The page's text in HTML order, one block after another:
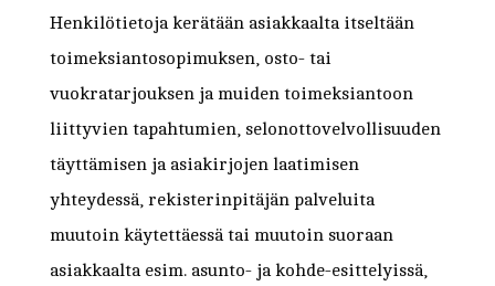
Henkilötietoja kerätään asiakkaalta itseltään
toimeksiantosopimuksen, osto- tai
vuokratarjouksen ja muiden toimeksiantoon
liittyvien tapahtumien, selonottovelvollisuuden
täyttämisen ja asiakirjojen laatimisen
yhteydessä, rekisterinpitäjän palveluita
muutoin käytettäessä tai muutoin suoraan
asiakkaalta esim. asunto- ja kohde-esittelyissä,